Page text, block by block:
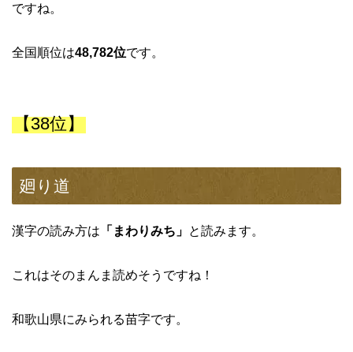
ですね。
全国順位は48,782位です。
【38位】
廻り道
漢字の読み方は 「まわりみち」 と読みます。
これはそのまんま読めそうですね！
和歌山県にみられる苗字です。